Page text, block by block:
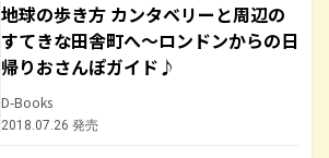
地球の歩き方 カンタベリーと周辺の
すてきな田舎町へ～ロンドンからの日
帰りおさんぽガイド♪
D-Books
2018.07.26 発売